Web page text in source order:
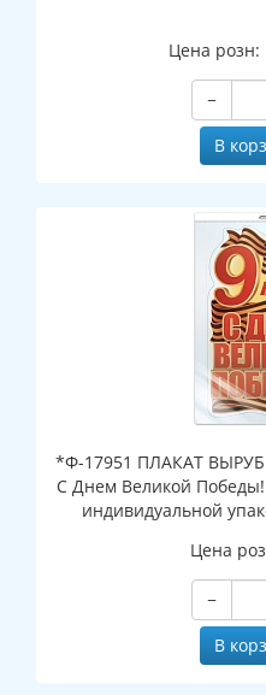
Цена розн:
−
В
*Ф-17951 ПЛАКАТ
С Днем Великой Победы!
индивидуальной
Цена
−
В